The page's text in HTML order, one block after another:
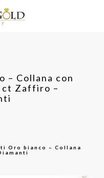
– Collana con
ct Zaffiro –
Oro bianco – Collana